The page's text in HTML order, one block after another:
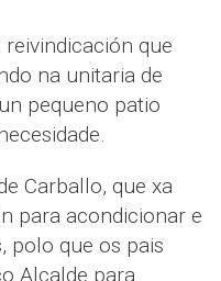
que
na unitaria de
pequeno patio
Carballo, que xa
para acondicionar e
polo que os pais
Alcalde para